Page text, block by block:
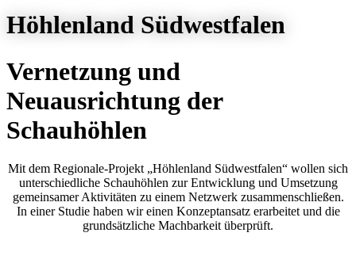
Höhlenland Südwestfalen
Vernetzung und
Neuausrichtung der
Schauhöhlen
Mit dem Regionale-Projekt „Höhlenland Südwestfalen“ wollen sich
unterschiedliche Schauhöhlen zur Entwicklung und Umsetzung
gemeinsamer Aktivitäten zu einem Netzwerk zusammenschließen.
In einer Studie haben wir einen Konzeptansatz erarbeitet und die
grundsätzliche Machbarkeit überprüft.